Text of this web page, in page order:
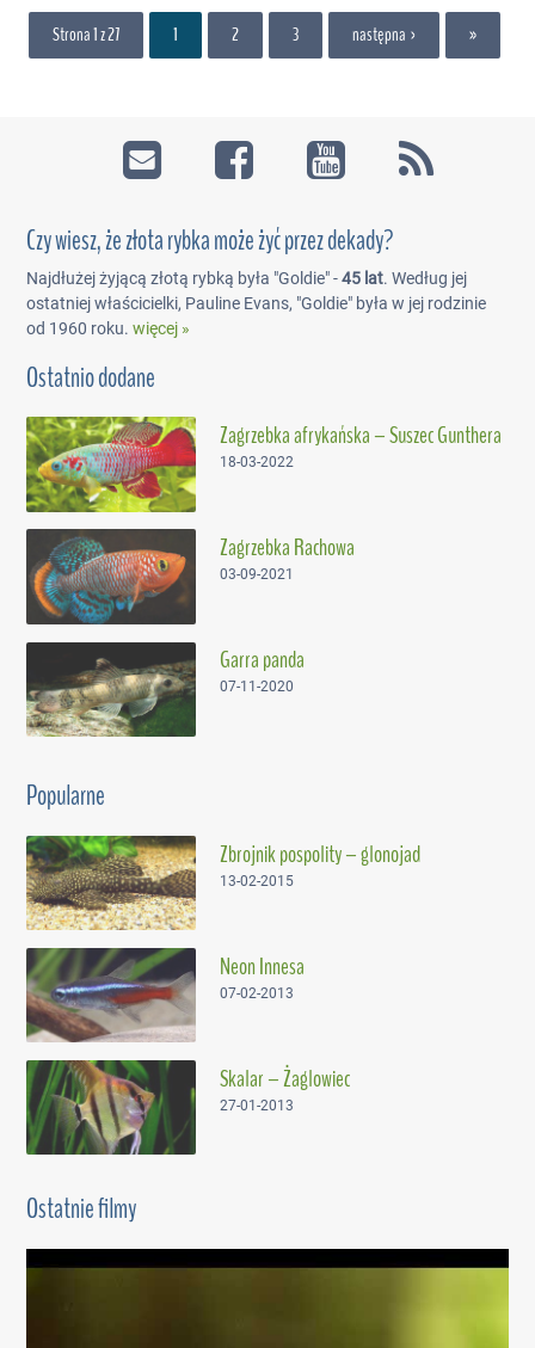
Strona 1 z 27 1 2 3 następna › »
Czy wiesz, że złota rybka może żyć przez dekady?
Najdłużej żyjącą złotą rybką była "Goldie" -45 lat. Według jej
ostatniej właścicielki, Pauline Evans, "Goldie" była w jej rodzinie
od 1960 roku.więcej »
Ostatnio dodane
Zagrzebka afrykańska – Suszec Gunthera
18-03-2022
Zagrzebka Rachowa
03-09-2021
Garra panda
07-11-2020
Popularne
Zbrojnik pospolity – glonojad
13-02-2015
Neon Innesa
07-02-2013
Skalar – Żaglowiec
27-01-2013
Ostatnie filmy